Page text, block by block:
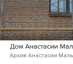
Дом Анастасии
Архив Анастасии